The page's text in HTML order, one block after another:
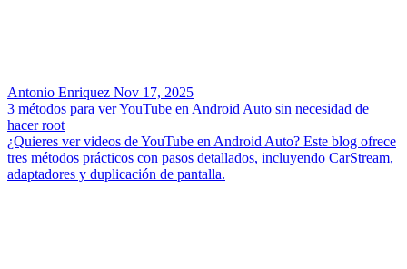
Antonio Enriquez Nov 17, 2025
3 métodos para ver YouTube en Android Auto sin necesidad de
hacer root
¿Quieres ver videos de YouTube en Android Auto? Este blog ofrece
tres métodos prácticos con pasos detallados, incluyendo CarStream,
adaptadores y duplicación de pantalla.